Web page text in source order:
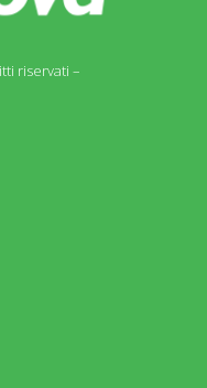
riservati –